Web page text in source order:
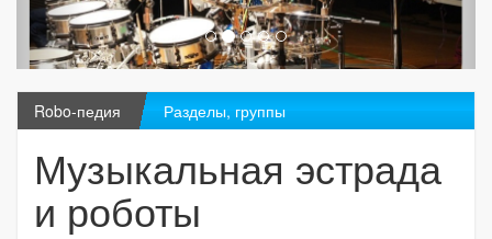
Robo-педия Разделы, группы
Музыкальная эстрада
и роботы